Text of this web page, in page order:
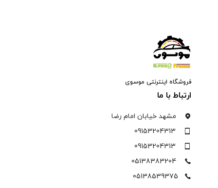
فروشگاه اینترنتی موسوی
ارتباط با ما
مشهد خیابان امام رضا
09153204313
09153204313
05138383204
05138539375